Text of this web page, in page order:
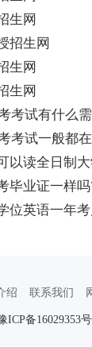
生网
招生网
生网
生网
考试有什么
考试一般都
以读全日制大
毕业证一样吗
位英语一年考
绍 联系我们
ICP备16029353